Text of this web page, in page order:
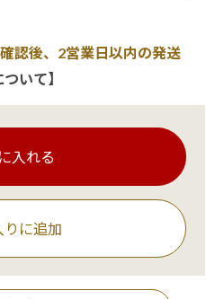
後、2営業日以内の発送
ついて】
りに追加